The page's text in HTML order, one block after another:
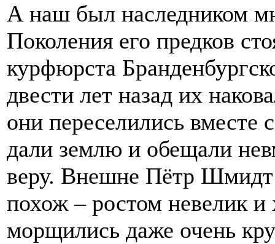
А наш был наследником
Поколения его предков
курфюрста
двести лет назад их
они переселились
дали землю и обещали
веру. Внешне Пётр Шмидт
похож – ростом невелик и
морщились даже очень